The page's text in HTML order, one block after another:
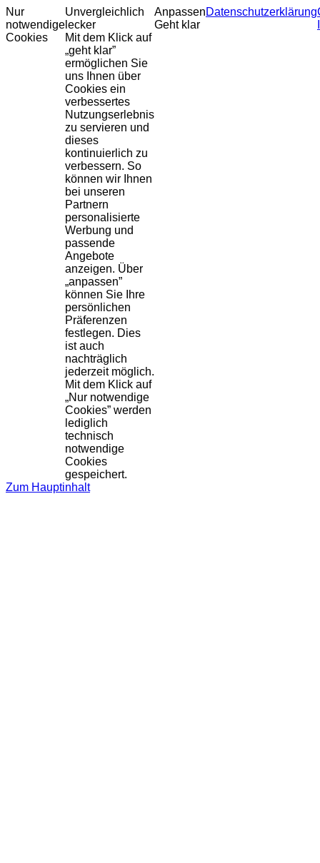
Nur
notwendige
Cookies
Unvergleichlich
lecker
Mit dem Klick auf
„geht klar”
ermöglichen Sie
uns Ihnen über
Cookies ein
verbessertes
Nutzungserlebnis
zu servieren und
dieses
kontinuierlich zu
verbessern. So
können wir Ihnen
bei unseren
Partnern
personalisierte
Werbung und
passende
Angebote
anzeigen. Über
„anpassen”
können Sie Ihre
persönlichen
Präferenzen
festlegen. Dies
ist auch
nachträglich
jederzeit möglich.
Mit dem Klick auf
„Nur notwendige
Cookies” werden
lediglich
technisch
notwendige
Cookies
gespeichert.
Anpassen
Geht klar
Datenschutzerklärung
Zum Hauptinhalt